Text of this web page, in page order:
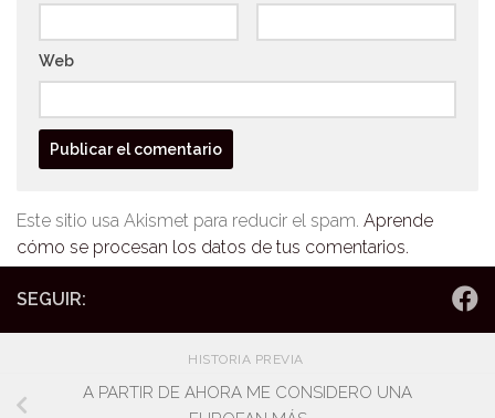
Web
Este sitio usa Akismet para reducir el spam. Aprende
cómo se procesan los datos de tus comentarios.
SEGUIR:
HISTORIA PREVIA
A PARTIR DE AHORA ME CONSIDERO UNA